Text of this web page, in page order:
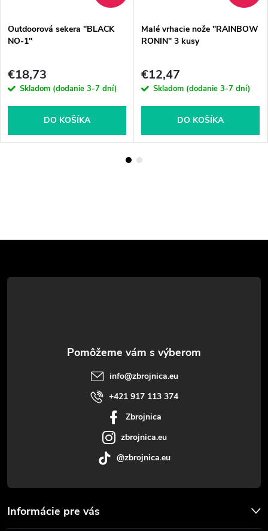
Outdoorová sekera "BLACK
NO-1"
€18,73
Skladom (dodanie 3-7 dní)
DO KOŠÍKA
Malé vrhacie nože "RAINBOW
RONIN" 3 kusy
€12,47
Skladom (dodanie 3-7 dní)
DO KOŠÍKA
á
Informácie pre vás
info@zbrojnica.eu
+421 917 113 374
Zbrojnica
zbrojnica.eu
@zbrojnica.eu